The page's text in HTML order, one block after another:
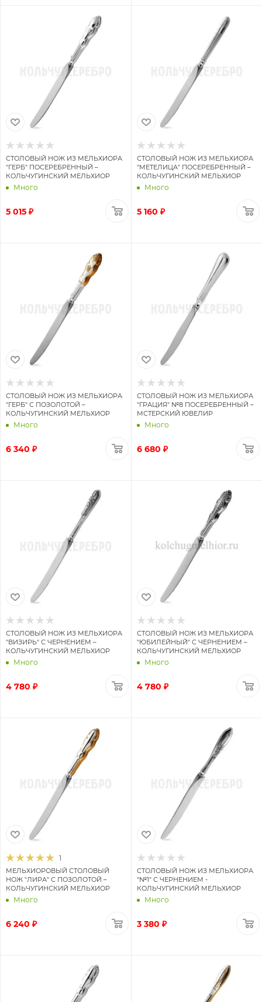
СТОЛОВЫЙ НОЖ ИЗ МЕЛЬХИОРА
"ГЕРБ" ПОСЕРЕБРЕННЫЙ –
КОЛЬЧУГИНСКИЙ МЕЛЬХИОР
Много
5 015 ₽
СТОЛОВЫЙ НОЖ ИЗ МЕЛЬХИОРА
"МЕТЕЛИЦА" ПОСЕРЕБРЕННЫЙ –
КОЛЬЧУГИНСКИЙ МЕЛЬХИОР
Много
5 160 ₽
СТОЛОВЫЙ НОЖ ИЗ МЕЛЬХИОРА
"ГЕРБ" С ПОЗОЛОТОЙ –
КОЛЬЧУГИНСКИЙ МЕЛЬХИОР
Много
6 340 ₽
СТОЛОВЫЙ НОЖ ИЗ МЕЛЬХИОРА
"ГРАЦИЯ" №8 ПОСЕРЕБРЕННЫЙ –
МСТЕРСКИЙ ЮВЕЛИР
Много
6 680 ₽
СТОЛОВЫЙ НОЖ ИЗ МЕЛЬХИОРА
"ВИЗИРЬ" С ЧЕРНЕНИЕМ –
КОЛЬЧУГИНСКИЙ МЕЛЬХИОР
Много
4 780 ₽
СТОЛОВЫЙ НОЖ ИЗ МЕЛЬХИОРА
"ЮБИЛЕЙНЫЙ" С ЧЕРНЕНИЕМ –
КОЛЬЧУГИНСКИЙ МЕЛЬХИОР
Много
4 780 ₽
1
МЕЛЬХИОРОВЫЙ СТОЛОВЫЙ
НОЖ "ЛИРА" С ПОЗОЛОТОЙ –
КОЛЬЧУГИНСКИЙ МЕЛЬХИОР
Много
6 240 ₽
СТОЛОВЫЙ НОЖ ИЗ МЕЛЬХИОРА
"№1" С ЧЕРНЕНИЕМ -
КОЛЬЧУГИНСКИЙ МЕЛЬХИОР
Много
3 380 ₽